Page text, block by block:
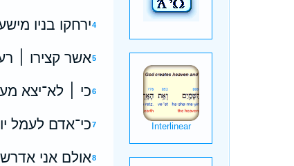
4ירחקו בניו
5אשר קצירו ׀
6כי ׀ לא־יצא
7כי־אדם לעמל
8אולם אני